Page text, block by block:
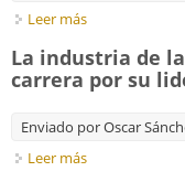
Leer más
La industria de
carrera por su
Enviado porOscar
Leer más